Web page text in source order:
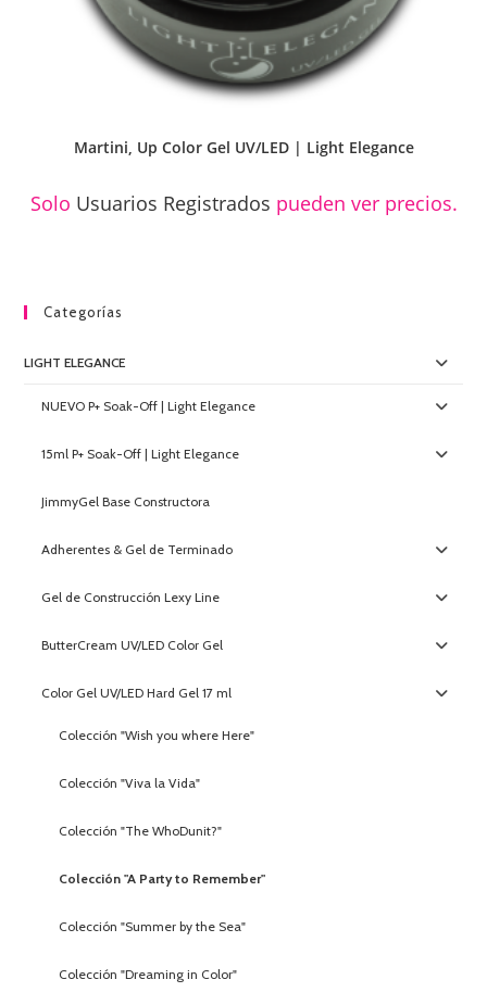
Martini, Up Color Gel UV/LED | Light Elegance
Solo Usuarios Registrados pueden ver precios.
Categorías
LIGHT ELEGANCE
NUEVO P+ Soak-Off | Light Elegance
15ml P+ Soak-Off | Light Elegance
JimmyGel Base Constructora
Adherentes & Gel de Terminado
Gel de Construcción Lexy Line
ButterCream UV/LED Color Gel
Color Gel UV/LED Hard Gel 17 ml
Colección "Wish you where Here"
Colección "Viva la Vida"
Colección "The WhoDunit?"
Colección "A Party to Remember"
Colección "Summer by the Sea"
Colección "Dreaming in Color"